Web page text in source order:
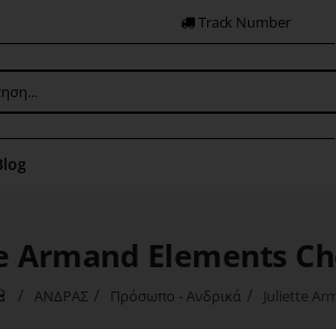
Track Number
Armand Elements
ΑΝΔΡΑΣ Πρόσωπο - Ανδρικά Juliette